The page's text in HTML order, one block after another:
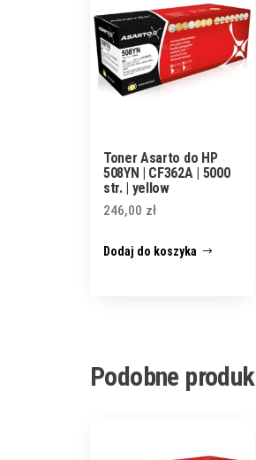
Toner Asarto do HP
508YN | CF362A | 5000
str. | yellow
246,00 zł
Dodaj do koszyka
Podobne